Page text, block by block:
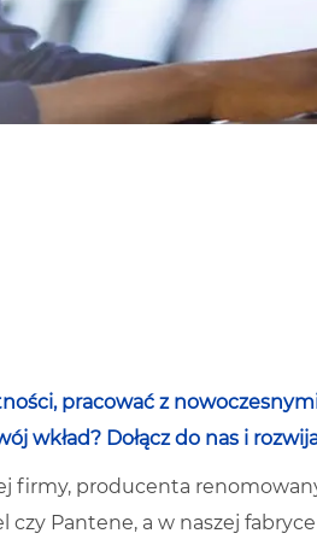
pracować z
wkład? Dołącz do nas i
firmy, producenta
czy Pantene, a w naszej